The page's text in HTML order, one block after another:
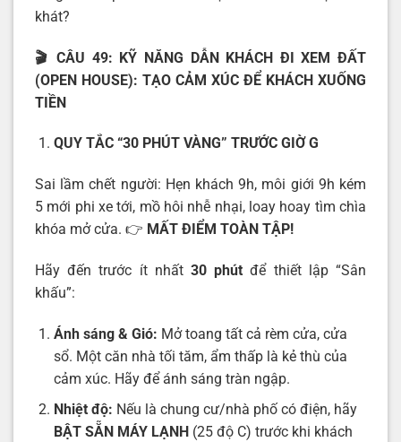
khát?
🎬 CÂU 49: KỸ NĂNG DẪN KHÁCH ĐI XEM ĐẤT
(OPEN HOUSE): TẠO CẢM XÚC ĐỂ KHÁCH XUỐNG
TIỀN
QUY TẮC “30 PHÚT VÀNG” TRƯỚC GIỜ G
Sai lầm chết người: Hẹn khách 9h, môi giới 9h kém
5 mới phi xe tới, mồ hôi nhễ nhại, loay hoay tìm chìa
khóa mở cửa. 👉 MẤT ĐIỂM TOÀN TẬP!
Hãy đến trước ít nhất 30 phút để thiết lập “Sân
khấu”:
Ánh sáng & Gió: Mở toang tất cả rèm cửa, cửa
sổ. Một căn nhà tối tăm, ẩm thấp là kẻ thù của
cảm xúc. Hãy để ánh sáng tràn ngập.
Nhiệt độ: Nếu là chung cư/nhà phố có điện, hãy
BẬT SẴN MÁY LẠNH (25 độ C) trước khi khách